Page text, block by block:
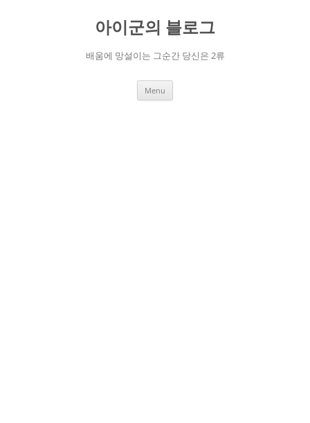
아이군의 블로그
배움에 망설이는 그순간 당신은 2류
Menu